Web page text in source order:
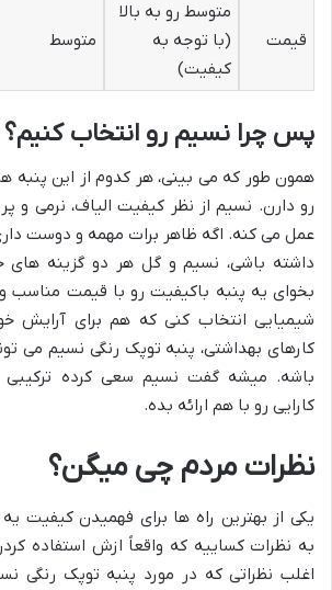
قیمت
متوسط رو به بالا
(با توجه به
کیفیت)
متوسط
پس چرا نسیم رو انتخاب کنیم؟
همون طور که می بینی، هر کدوم از این پنبه
رو دارن. نسیم از نظر کیفیت الیاف، نرمی و
عمل می کنه. اگه ظاهر برات مهمه و دوست
داشته باشی، نسیم و گل هر دو گزینه های
بخوای یه پنبه باکیفیت رو با قیمت مناسب و
شیمیایی انتخاب کنی که هم برای آرایش
کارهای بهداشتی، پنبه توپک رنگی نسیم می
باشه. میشه گفت نسیم سعی کرده ترکیبی
کارایی رو با هم ارائه بده.
نظرات مردم چی میگن؟
یکی از بهترین راه ها برای فهمیدن کیفیت
به نظرات کساییه که واقعاً ازش استفاده
اغلب نظراتی که در مورد پنبه توپک رنگی